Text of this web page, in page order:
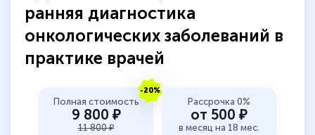
ранняя диагностика
онкологических заболеваний в
практике врачей
-20%
Полная стоимость
9 800 ₽
11 800 ₽
Рассрочка 0%
от 500 ₽
в месяц на 18 мес.